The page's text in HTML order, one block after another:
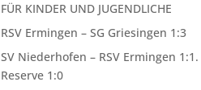
FÜR KINDER UND JUGENDLICHE
RSV Ermingen – SG Griesingen 1:3
SV Niederhofen – RSV Ermingen 1:1.
Reserve 1:0